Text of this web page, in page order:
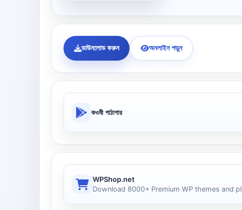
ডাউনলোড করুন অনলাইন পড়ুন
কওমী পাঠাগার
WPShop.net
Download 8000+ Premium WP themes and